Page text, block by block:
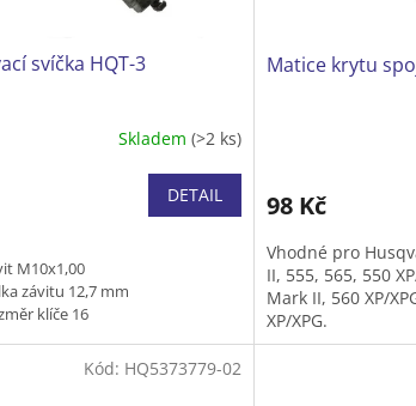
svíčka HQT-3
Skladem (>2 ks)
DETAIL
M10x1,00
závitu 12,7 mm
klíče 16
Matice krytu
98 Kč
Vhodné pro
II, 555, 565, 550
Mark II, 560 XP/
XP/XPG.
Kód: HQ5373779-02